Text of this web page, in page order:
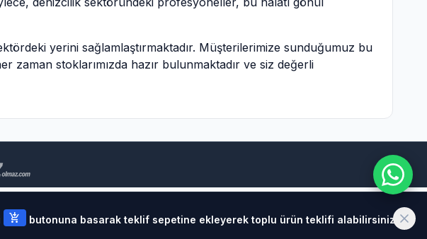
yerini sağlamlaştırmaktadır. Müşterilerimize sunduğumuz bu
zaman stoklarımızda hazır bulunmaktadır ve siz değerli
add_shopping_cart butonuna basarak teklif sepetine ekleyerek toplu ürün teklifi alabilirsiniz.